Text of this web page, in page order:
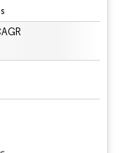
une attribution sous CC